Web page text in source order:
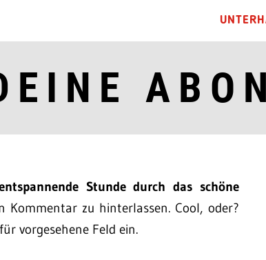
Stunde durch das schöne
Kommentar zu hinterlassen. Cool, oder?
vorgesehene Feld ein.